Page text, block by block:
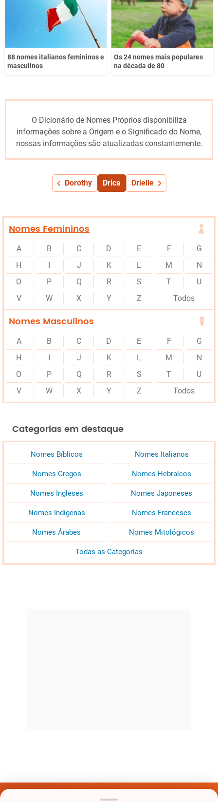
88 nomes italianos femininos e
masculinos
Os 24 nomes mais populares
na década de 80
O Dicionário de Nomes Próprios disponibiliza
informações sobre a Origem e o Significado do Nome,
nossas informações são atualizadas constantemente.
Dorothy Drica Drielle
Nomes Femininos
A B C D E F
G
H
J K L M
N
O
P Q R S T
U
V
W X Y Z Todos
Nomes Masculinos
A B C D E F
G
H
J K L M
N
O
P Q R S T
U
V
W X Y Z Todos
Categorias em destaque
Nomes Bíblicos Nomes Italianos
Nomes Gregos Nomes Hebraicos
Nomes Ingleses Nomes Japoneses
Nomes Indígenas Nomes Franceses
Nomes Árabes Nomes Mitológicos
Todas as Categorias